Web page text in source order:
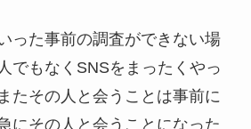
った事前の調査ができない場
でもなくSNSをまったくやっ
たその人と会うことは事前に
にその人と会うことになった